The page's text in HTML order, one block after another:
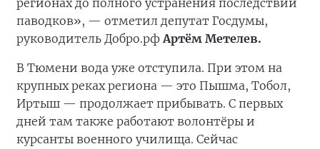
регионах до полного устранения последствий
паводков», — отметил депутат Госдумы,
руководитель Добро.рфАртём Метелев.
В Тюмени вода уже отступила. При этом на
крупных реках региона — это Пышма, Тобол,
Иртыш — продолжает прибывать. С первых
дней там также работают волонтёры и
курсанты военного училища. Сейчас